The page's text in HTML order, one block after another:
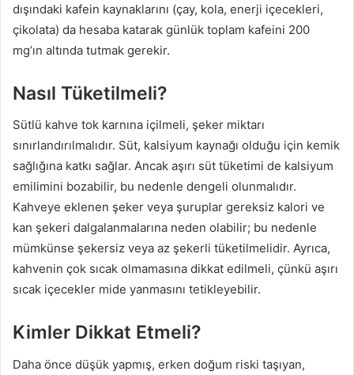
dışındaki kafein kaynaklarını (çay, kola, enerji içecekleri,
çikolata) da hesaba katarak günlük toplam kafeini 200
mg’ın altında tutmak gerekir.
Nasıl Tüketilmeli?
Sütlü kahve tok karnına içilmeli, şeker miktarı
sınırlandırılmalıdır. Süt, kalsiyum kaynağı olduğu için kemik
sağlığına katkı sağlar. Ancak aşırı süt tüketimi de kalsiyum
emilimini bozabilir, bu nedenle dengeli olunmalıdır.
Kahveye eklenen şeker veya şuruplar gereksiz kalori ve
kan şekeri dalgalanmalarına neden olabilir; bu nedenle
mümkünse şekersiz veya az şekerli tüketilmelidir. Ayrıca,
kahvenin çok sıcak olmamasına dikkat edilmeli, çünkü aşırı
sıcak içecekler mide yanmasını tetikleyebilir.
Kimler Dikkat Etmeli?
Daha önce düşük yapmış, erken doğum riski taşıyan,